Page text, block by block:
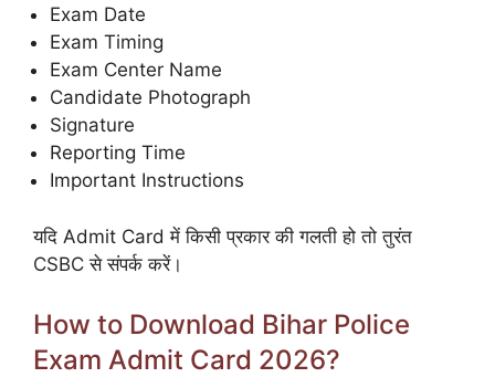
Exam Date
Exam Timing
Exam Center Name
Candidate Photograph
Signature
Reporting Time
Important Instructions
यदि Admit Card में किसी प्रकार की गलती हो तो तुरंत
CSBC से संपर्क करें।
How to Download Bihar Police
Exam Admit Card 2026?